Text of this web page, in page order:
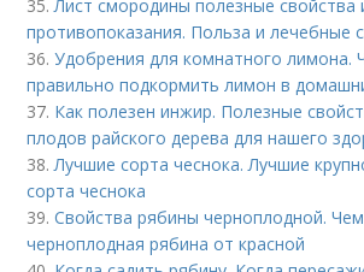
35.Лист смородины полезные свойства
противопоказания. Польза и лечебные
36.Удобрения для комнатного лимона.
правильно подкормить лимон в
37. Как полезен инжир. Полезные
плодов райского дерева для нашего
38.Лучшие сорта чеснока. Лучшие
сорта чеснока
39.Свойства рябины черноплодной.
черноплодная рябина от красной